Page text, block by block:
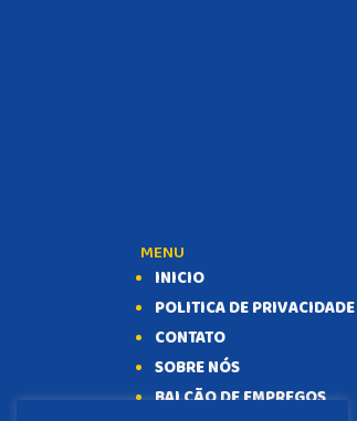
MENU
INICIO
POLITICA DE PRIVACIDADE
CONTATO
SOBRE NÓS
BALCÃO DE EMPREGOS